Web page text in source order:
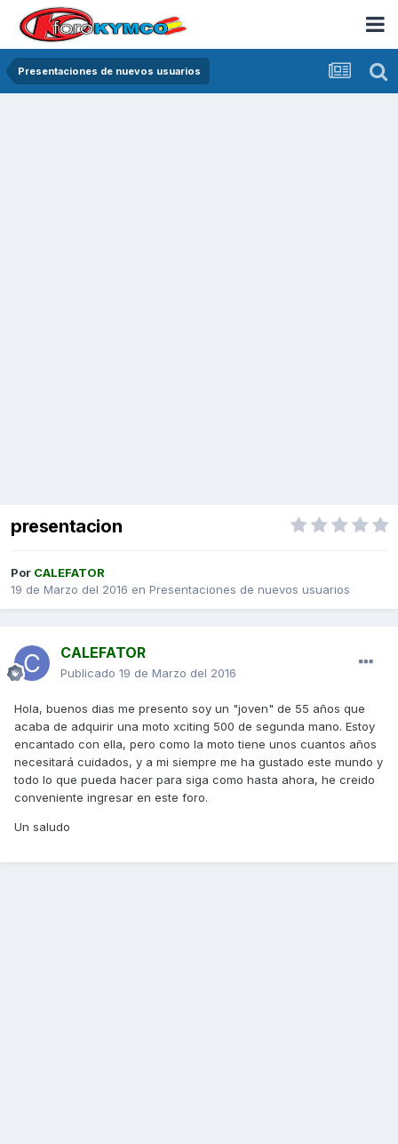
Presentaciones de nuevos usuarios
presentacion
Por CALEFATOR
19 de Marzo del 2016 en Presentaciones de nuevos usuarios
CALEFATOR
Publicado 19 de Marzo del 2016
Hola, buenos dias me presento soy un "joven" de 55 años que
acaba de adquirir una moto xciting 500 de segunda mano. Estoy
encantado con ella, pero como la moto tiene unos cuantos años
necesitará cuidados, y a mi siempre me ha gustado este mundo y
todo lo que pueda hacer para siga como hasta ahora, he creido
conveniente ingresar en este foro.
Un saludo